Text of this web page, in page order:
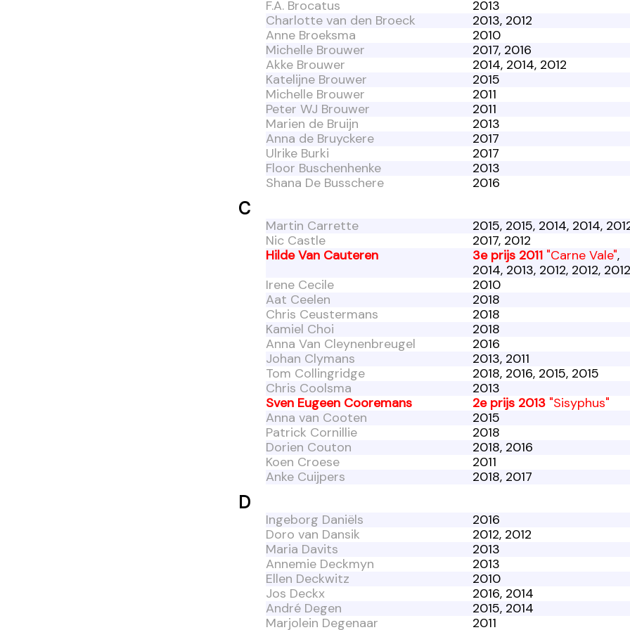
F.A. Brocatus
2013
Charlotte van den Broeck
2013, 2012
Anne Broeksma
2010
Michelle Brouwer
2017, 2016
Akke Brouwer
2014, 2014, 2012
Katelijne Brouwer
2015
Michelle Brouwer
2011
Peter WJ Brouwer
2011
Marien de Bruijn
2013
Anna de Bruyckere
2017
Ulrike Burki
2017
Floor Buschenhenke
2013
Shana De Busschere
2016
C
Martin Carrette
2015, 2015, 2014, 2014,
Nic Castle
2017, 2012
Hilde Van Cauteren
3e prijs 2011 "Carne Vale",
2014, 2013, 2012, 2012,
Irene Cecile
2010
Aat Ceelen
2018
Chris Ceustermans
2018
Kamiel Choi
2018
Anna Van Cleynenbreugel
2016
Johan Clymans
2013, 2011
Tom Collingridge
2018, 2016, 2015, 2015
Chris Coolsma
2013
Sven Eugeen Cooremans
2e prijs 2013 "Sisyphus"
Anna van Cooten
2015
Patrick Cornillie
2018
Dorien Couton
2018, 2016
Koen Croese
2011
Anke Cuijpers
2018, 2017
D
Ingeborg Daniëls
2016
Doro van Dansik
2012, 2012
Maria Davits
2013
Annemie Deckmyn
2013
Ellen Deckwitz
2010
Jos Deckx
2016, 2014
André Degen
2015, 2014
Marjolein Degenaar
2011